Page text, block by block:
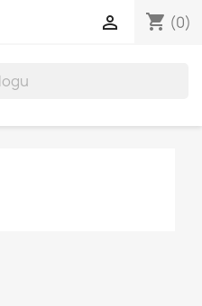
shopping_cart (0)
